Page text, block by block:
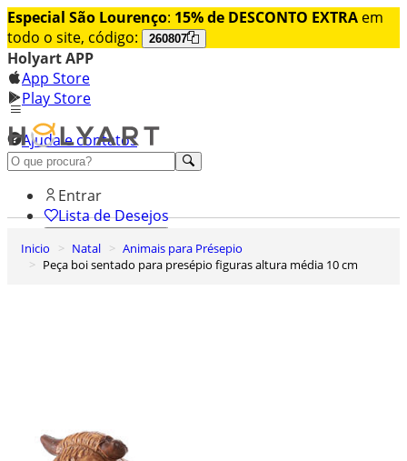
Especial São Lourenço: 15% de DESCONTO EXTRA em
todo o site, código:
260807
Holyart APP
App Store
Play Store
Ajuda e contatos
Conheça premium
Entrar
Lista de Desejos
Carrinho de Compras
Inicio Natal
Animais para Présepio
Peça boi sentado para presépio figuras altura média 10 cm